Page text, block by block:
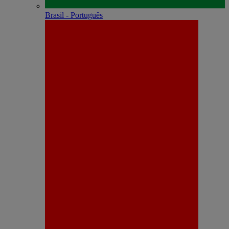
Brasil - Português